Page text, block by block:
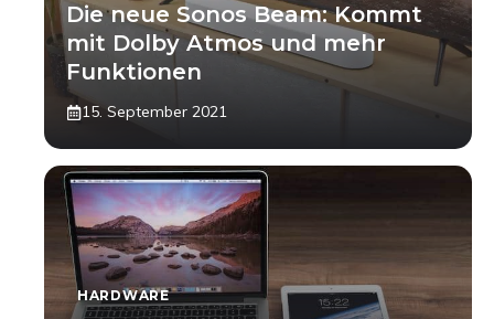
Die neue Sonos Beam: Kommt
mit Dolby Atmos und mehr
Funktionen
15. September 2021
HARDWARE